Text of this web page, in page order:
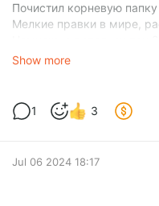
Почистил корневую
Мелкие правки в мире,
Добавлено пару
Настроил сенсу мыши,
момент сломал ей, но
Show more
1 3
Jul 06 2024 18:17